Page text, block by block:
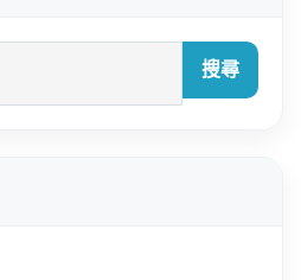
搜尋